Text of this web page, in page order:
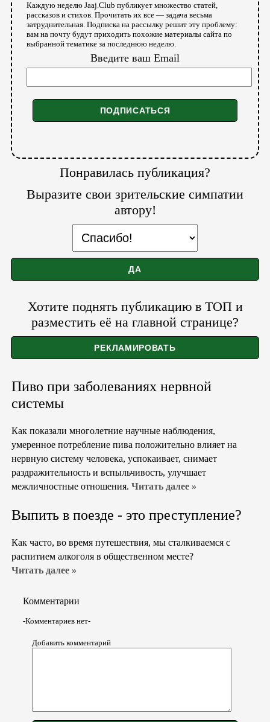
Каждую неделю Jaaj.Club публикует множество статей,
рассказов и стихов. Прочитать их все — задача весьма
затруднительная. Подписка на рассылку решит эту проблему:
вам на почту будут приходить похожие материалы сайта по
выбранной тематике за последнюю неделю.
Введите ваш Email
Понравилась публикация?
Выразите свои зрительские симпатии
автору!
Хотите поднять публикацию в ТОП и
разместить её на главной странице?
Пиво при заболеваниях нервной
системы
Как показали многолетние научные наблюдения,
умеренное потребление пива положительно влияет на
нервную систему человека, успокаивает, снимает
раздражительность и вспыльчивость, улучшает
межличностные отношения. Читать далее »
Выпить в поезде - это преступление?
Как часто, во время путешествия, мы сталкиваемся с
распитием алкоголя в общественном месте?
Читать далее »
Комментарии
-Комментариев нет-
Добавить комментарий